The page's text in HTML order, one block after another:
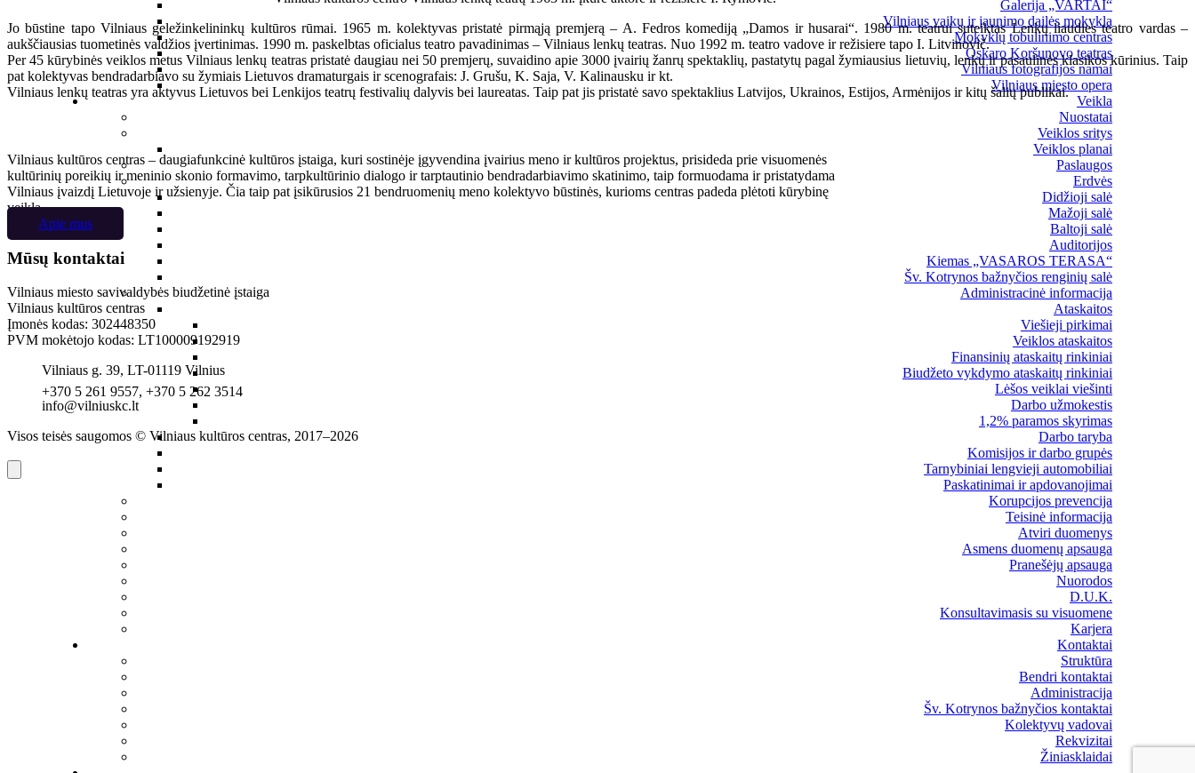
Galerija „VARTAI“
Vilniaus vaikų ir jaunimo dailės mokykla
Mokyklų tobulinimo centras
Oskaro Koršunovo teatras
Vilniaus fotografijos namai
Vilniaus miesto opera
Veikla
Nuostatai
Veiklos sritys
Veiklos planai
Paslaugos
Erdvės
Didžioji salė
Mažoji salė
Baltoji salė
Auditorijos
Kiemas „VASAROS TERASA“
Šv. Kotrynos bažnyčios renginių salė
Administracinė informacija
Ataskaitos
Viešieji pirkimai
Veiklos ataskaitos
Finansinių ataskaitų rinkiniai
Biudžeto vykdymo ataskaitų rinkiniai
Lėšos veiklai viešinti
Darbo užmokestis
1,2% paramos skyrimas
Darbo taryba
Komisijos ir darbo grupės
Tarnybiniai lengvieji automobiliai
Paskatinimai ir apdovanojimai
Korupcijos prevencija
Teisinė informacija
Atviri duomenys
Asmens duomenų apsauga
Pranešėjų apsauga
Nuorodos
D.U.K.
Konsultavimasis su visuomene
Karjera
Kontaktai
Struktūra
Bendri kontaktai
Administracija
Šv. Kotrynos bažnyčios kontaktai
Kolektyvų vadovai
Rekvizitai
Žiniasklaidai
Jo būstine tapo Vilniaus geležinkelininkų kultūros rūmai. 1965 m. kolektyvas pristatė pirmąją premjerą – A. Fedros komediją „Damos ir husarai“. 1980 m. teatrui suteiktas Lenkų liaudies teatro vardas –
aukščiausias tuometinės valdžios įvertinimas. 1990 m. paskelbtas oficialus teatro pavadinimas – Vilniaus lenkų teatras. Nuo 1992 m. teatro vadove ir režisiere tapo I. Litvinovič.
Per 45 kūrybinės veiklos metus Vilniaus lenkų teatras pristatė daugiau nei 50 premjerų, suvaidino apie 3000 įvairių žanrų spektaklių, pastatytų pagal žymiausius lietuvių, lenkų ir pasaulinės klasikos kūrinius. Taip
pat kolektyvas bendradarbiavo su žymiais Lietuvos dramaturgais ir scenografais: J. Grušu, K. Saja, V. Kalinausku ir kt.
Vilniaus lenkų teatras yra aktyvus Lietuvos bei Lenkijos teatrų festivalių dalyvis bei laureatas. Taip pat jis pristatė savo spektaklius Latvijos, Ukrainos, Estijos, Armėnijos ir kitų šalių publikai.
Vilniaus kultūros centras – daugiafunkcinė kultūros įstaiga, kuri sostinėje įgyvendina įvairius meno ir kultūros projektus, prisideda prie visuomenės
kultūrinių poreikių ir meninio skonio formavimo, tarpkultūrinio dialogo ir tarptautinio bendradarbiavimo skatinimo, taip formuodama ir pristatydama
Vilniaus įvaizdį Lietuvoje ir užsienyje. Čia taip pat įsikūrusios 21 bendruomenių meno kolektyvo būstinės, kurioms centras padeda plėtoti kūrybinę
veiklą.
Apie mus
Mūsų kontaktai
Vilniaus miesto savivaldybės biudžetinė įstaiga
Vilniaus kultūros centras
Įmonės kodas: 302448350
PVM mokėtojo kodas: LT100009192919
Vilniaus g. 39, LT-01119 Vilnius
+370 5 261 9557, +370 5 262 3514
info@vilniuskc.lt
Visos teisės saugomos © Vilniaus kultūros centras, 2017–2026